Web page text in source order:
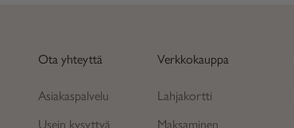
Ota yhteyttä
Asiakaspalvelu
Usein kysyttyä
Verkkokauppa
Lahjakortti
Maksaminen